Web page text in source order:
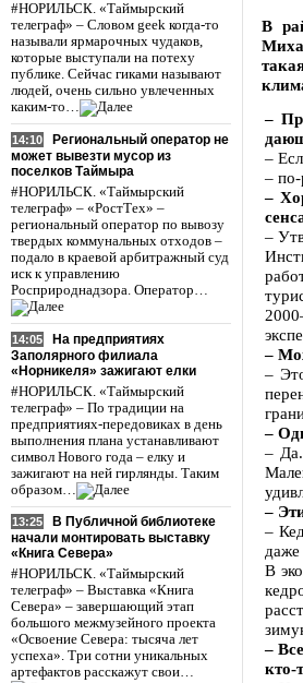
#НОРИЛЬСК. «Таймырский
телеграф» – Словом geek когда-то
называли ярмарочных чудаков,
которые выступали на потеху
публике. Сейчас гиками называют
людей, очень сильно увлеченных
каким-то…
14:10
Региональный оператор не
может вывезти мусор из
поселков Таймыра
#НОРИЛЬСК. «Таймырский
телеграф» – «РостТех» –
региональный оператор по вывозу
твердых коммунальных отходов –
подало в краевой арбитражный суд
иск к управлению
Росприроднадзора. Оператор…
14:05
На предприятиях
Заполярного филиала
«Норникеля» зажигают елки
#НОРИЛЬСК. «Таймырский
телеграф» – По традиции на
предприятиях-передовиках в день
выполнения плана устанавливают
символ Нового года – елку и
зажигают на ней гирлянды. Таким
образом…
13:25
В Публичной библиотеке
начали монтировать выставку
«Книга Севера»
#НОРИЛЬСК. «Таймырский
телеграф» – Выставка «Книга
Севера» – завершающий этап
большого межмузейного проекта
«Освоение Севера: тысяча лет
успеха». Три сотни уникальных
артефактов расскажут свои…
В
–
–
–
–
–
–
–
–
–
–
–
В
–
кто-